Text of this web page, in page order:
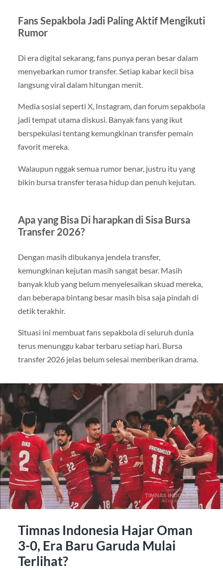
Fans Sepakbola Jadi Paling Aktif Mengikuti
Rumor
Di era digital sekarang, fans punya peran besar dalam
menyebarkan rumor transfer. Setiap kabar kecil bisa
langsung viral dalam hitungan menit.
Media sosial seperti X, Instagram, dan forum sepakbola
jadi tempat utama diskusi. Banyak fans yang ikut
berspekulasi tentang kemungkinan transfer pemain
favorit mereka.
Walaupun nggak semua rumor benar, justru itu yang
bikin bursa transfer terasa hidup dan penuh kejutan.
Apa yang Bisa Di harapkan di Sisa Bursa
Transfer 2026?
Dengan masih dibukanya jendela transfer,
kemungkinan kejutan masih sangat besar. Masih
banyak klub yang belum menyelesaikan skuad mereka,
dan beberapa bintang besar masih bisa saja pindah di
detik terakhir.
Situasi ini membuat fans sepakbola di seluruh dunia
terus menunggu kabar terbaru setiap hari. Bursa
transfer 2026 jelas belum selesai memberikan drama.
Timnas Indonesia Hajar Oman
3-0, Era Baru Garuda Mulai
Terlihat?